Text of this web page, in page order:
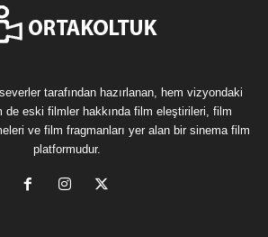
tarafından hazırlanan, hem vizyondaki
de eski filmler hakkında film eleştirileri, film
ve film fragmanları yer alan bir sinema film
platformudur.